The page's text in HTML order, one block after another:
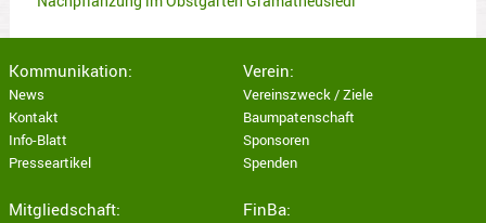
Kommunikation:
News
Kontakt
Info-Blatt
Presseartikel
Verein:
Vereinszweck / Ziele
Baumpatenschaft
Sponsoren
Spenden
Mitgliedschaft: FinBa: